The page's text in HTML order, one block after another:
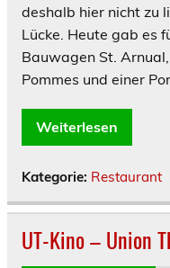
deshalb hier nicht zu
Lücke. Heute gab es
Bauwagen St.
Pommes und einer
Weiterlesen
Kategorie: Restaurant
UT-Kino – Union